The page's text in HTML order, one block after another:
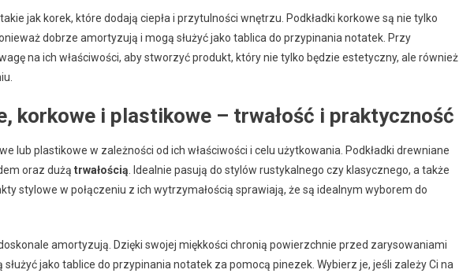
jak korek, które dodają ciepła i przytulności wnętrzu. Podkładki korkowe są nie tylko
dobrze amortyzują i mogą służyć jako tablica do przypinania notatek. Przy
na ich właściwości, aby stworzyć produkt, który nie tylko będzie estetyczny, ale również
korkowe i plastikowe – trwałość i praktyczność
lub plastikowe w zależności od ich właściwości i celu użytkowania. Podkładki drewniane
oraz dużą trwałością. Idealnie pasują do stylów rustykalnego czy klasycznego, a także
stylowe w połączeniu z ich wytrzymałością sprawiają, że są idealnym wyborem do
amortyzują. Dzięki swojej miękkości chronią powierzchnie przed zarysowaniami
jako tablice do przypinania notatek za pomocą pinezek. Wybierz je, jeśli zależy Ci na